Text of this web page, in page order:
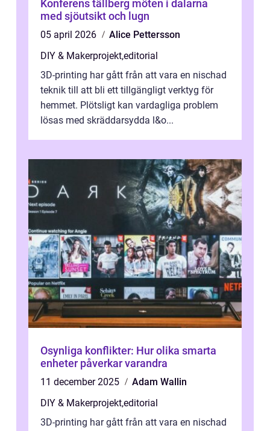
Konferens tällberg möten i dalarna
med sjöutsikt och lugn
05 april 2026
Alice Pettersson
DIY & Makerprojekt,editorial
3D-printing har gått från att vara en nischad
teknik till att bli ett tillgängligt verktyg för
hemmet. Plötsligt kan vardagliga problem
lösas med skräddarsydda l&o...
Osynliga konflikter: Hur olika smarta
enheter påverkar varandra
11 december 2025
Adam Wallin
DIY & Makerprojekt,editorial
3D-printing har gått från att vara en nischad